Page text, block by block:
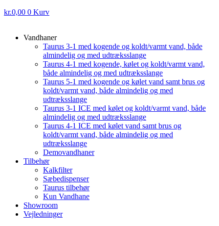
kr.0,00 0 Kurv
Vandhaner
Taurus 3-1 med kogende og koldt/varmt vand, både
almindelig og med udtræksslange
Taurus 4-1 med kogende, kølet og koldt/varmt vand,
både almindelig og med udtræksslange
Taurus 5-1 med kogende og kølet vand samt brus og
koldt/varmt vand, både almindelig og med
udtræksslange
Taurus 3-1 ICE med kølet og koldt/varmt vand, både
almindelig og med udtræksslange
Taurus 4-1 ICE med kølet vand samt brus og
koldt/varmt vand, både almindelig og med
udtræksslange
Demovandhaner
Tilbehør
Kalkfilter
Sæbedispenser
Taurus tilbehør
Kun Vandhane
Showroom
Vejledninger